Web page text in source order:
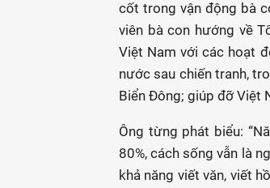
cốt trong vận động bà
viên bà con hướng về
Việt Nam với các hoạt
nước sau chiến tranh,
Biển Đông; giúp đỡ Việt
Ông từng phát biểu:
80%, cách sống vẫn là
khả năng viết văn, viết